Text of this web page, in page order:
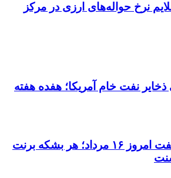
نرخ حواله‌های ارزی در مرکز
نفت خام آمریکا؛ هفده هفته
قیمت جهانی نفت امروز ۱۶ مرداد؛ هر بشکه برنت